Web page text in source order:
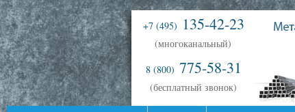
+7 (495) 135-42-23
(многоканальный)
8 (800) 775-58-31
(бесплатный звонок)